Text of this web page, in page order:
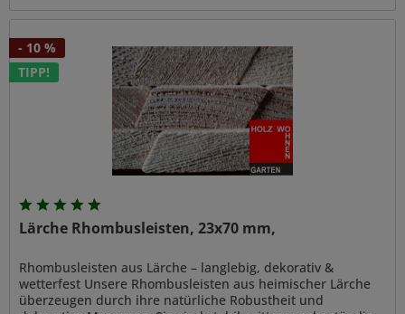
- 10 %
TIPP!
Lärche Rhombusleisten, 23x70 mm,
Rhombusleisten aus Lärche – langlebig, dekorativ &
wetterfest Unsere Rhombusleisten aus heimischer Lärche
überzeugen durch ihre natürliche Robustheit und